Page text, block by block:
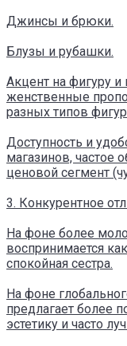
Джинсы и брюки.
Блузы и рубашки.
Акцент на фигуру и
женственные
разных типов
Доступность и
магазинов, частое
ценовой сегмент
3. Конкурентное
На фоне более
воспринимается
спокойная сестра.
На фоне
предлагает более
эстетику и часто